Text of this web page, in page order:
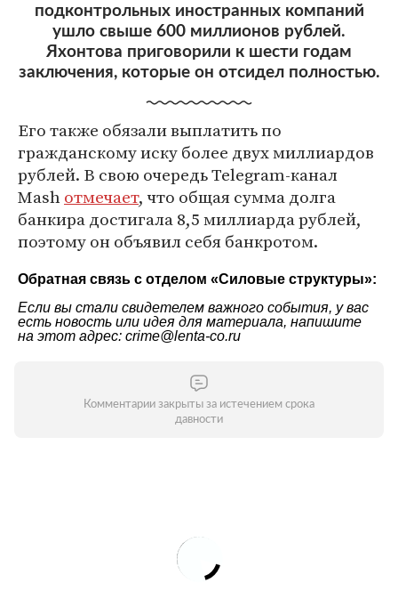
подконтрольных иностранных компаний
ушло свыше 600 миллионов рублей.
Яхонтова приговорили к шести годам
заключения, которые он отсидел полностью.
Его также обязали выплатить по
гражданскому иску более двух миллиардов
рублей. В свою очередь Telegram-канал
Mashотмечает, что общая сумма долга
банкира достигала 8,5 миллиарда рублей,
поэтому он объявил себя банкротом.
Обратная связь с отделом «Силовые структуры»:
Если вы стали свидетелем важного события, у вас
есть новость или идея для материала, напишите
на этот адрес: crime@lenta-co.ru
Комментарии закрыты за истечением срока
давности